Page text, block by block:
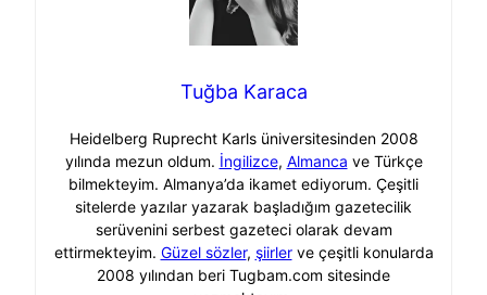
Tuğba Karaca
Heidelberg Ruprecht Karls üniversitesinden 2008
yılında mezun oldum. İngilizce, Almanca ve Türkçe
bilmekteyim. Almanya’da ikamet ediyorum. Çeşitli
sitelerde yazılar yazarak başladığım gazetecilik
serüvenini serbest gazeteci olarak devam
ettirmekteyim. Güzel sözler, şiirlerve çeşitli konularda
2008 yılından beri Tugbam.com sitesinde